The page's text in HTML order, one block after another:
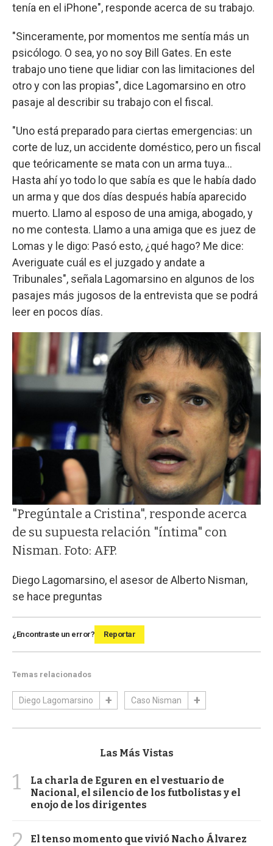
tenía en el iPhone", responde acerca de su trabajo.
"Sinceramente, por momentos me sentía más un
psicólogo. O sea, yo no soy Bill Gates. En este
trabajo uno tiene que lidiar con las limitaciones del
otro y con las propias", dice Lagomarsino en otro
pasaje al describir su trabajo con el fiscal.
"Uno está preparado para ciertas emergencias: un
corte de luz, un accidente doméstico, pero un fiscal
que teóricamente se mata con un arma tuya...
Hasta ahí yo todo lo que sabía es que le había dado
un arma y que dos días después había aparecido
muerto. Llamo al esposo de una amiga, abogado, y
no me contesta. Llamo a una amiga que es juez de
Lomas y le digo: Pasó esto, ¿qué hago? Me dice:
Averiguate cuál es el juzgado y andate a
Tribunales", señala Lagomarsino en algunos de los
pasajes más jugosos de la entrevista que se podrá
leer en pocos días.
"Pregúntale a Cristina", responde acerca
de su supuesta relación "íntima" con
Nisman. Foto: AFP.
Diego Lagomarsino, el asesor de Alberto Nisman,
se hace preguntas
¿Encontraste un error? Reportar
Temas relacionados
Diego Lagomarsino Caso Nisman
Las Más Vistas
1
La charla de Eguren en el vestuario de
Nacional, el silencio de los futbolistas y el
enojo de los dirigentes
2
El tenso momento que vivió Nacho Álvarez